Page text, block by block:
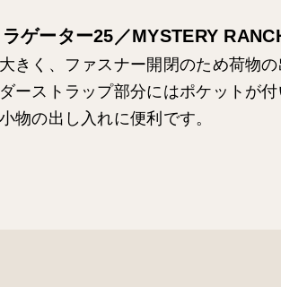
ゲーター25／MYSTERY
きく、ファスナー開閉のため荷物
ーストラップ部分にはポケットが
物の出し入れに便利です。